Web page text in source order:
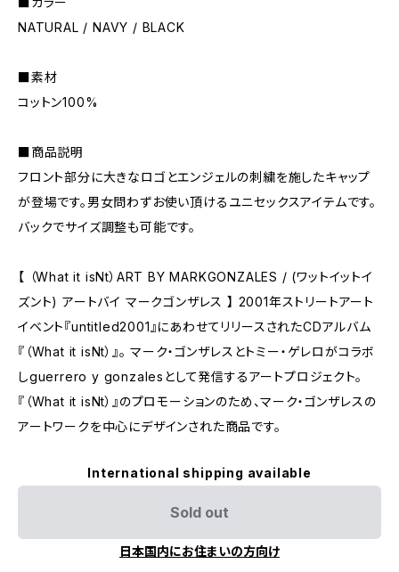
NATURAL / NAVY / BLACK
■素材
コットン100%
■商品説明
フロント部分に大きなロゴとエンジェルの刺繍を施したキャップ
が登場です。男女問わずお使い頂けるユニセックスアイテムです。
バックでサイズ調整も可能です。
【 （What it isNt）ART BY MARKGONZALES / (ワットイットイ
ズント) アートバイ マークゴンザレス 】 2001年ストリートアート
イベント『untitled2001』にあわせてリリースされたCDアルバム
『（What it isNt）』。 マーク・ゴンザレスとトミー・ゲレロがコラボ
しguerrero y gonzalesとして発信するアートプロジェクト。
『（What it isNt）』のプロモーションのため、マーク・ゴンザレスの
アートワークを中心にデザインされた商品です。
International shipping available
Sold out
日本国内にお住まいの方向け